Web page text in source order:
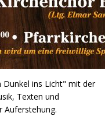
Dunkel ins Licht" mit der
Texten und
Auferstehung.